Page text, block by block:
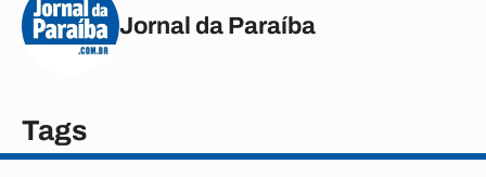
Jornal da Paraíba
Tags